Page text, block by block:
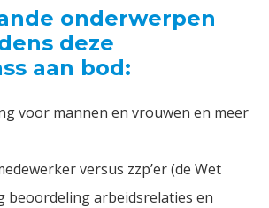
onderwerpen
deze
aan bod:
voor mannen en vrouwen en meer
versus zzp’er (de Wet
beoordeling arbeidsrelaties en